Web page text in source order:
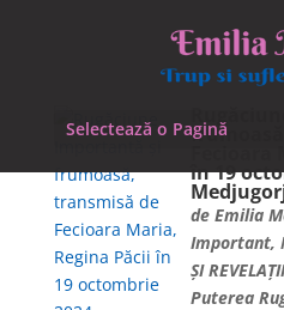
Selectează o Pagină
în 19
deEmilia
Important,
ȘI
Puterea